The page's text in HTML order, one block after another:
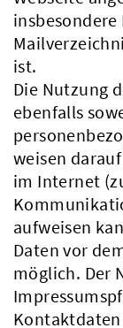
ist.
Die Nutzung
ebenfalls
weisen
im Internet
aufweisen
Daten vor
möglich. Der